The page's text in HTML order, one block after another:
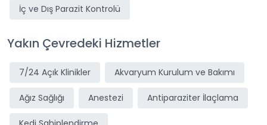
İç ve Dış Parazit Kontrolü
Yakın Çevredeki Hizmetler
7/24 Açık Klinikler Akvaryum Kurulum ve Bakımı
Ağız Sağlığı Anestezi Antiparaziter İlaçlama